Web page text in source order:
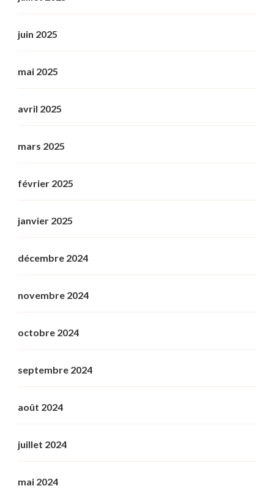
juin 2025
mai 2025
avril 2025
mars 2025
février 2025
janvier 2025
décembre 2024
novembre 2024
octobre 2024
septembre 2024
août 2024
juillet 2024
mai 2024